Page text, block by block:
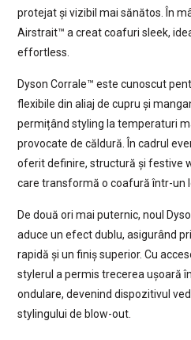
protejat și vizibil mai sănătos. În
Airstrait™ a creat coafuri sleek,
effortless.
Dyson Corrale™ este cunoscut
flexibile din aliaj de cupru și
permițând styling la temperaturi
provocate de căldură. În cadrul
oferit definire, structură și festive
care transformă o coafură într-un
De două ori mai puternic, noul
aduce un efect dublu, asigurând
rapidă și un finiș superior. Cu
stylerul a permis trecerea ușoară
ondulare, devenind dispozitivul
stylingului de blow-out.